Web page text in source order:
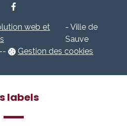
web et
- Ville de
Sauve
-- Gestion des cookies
labels